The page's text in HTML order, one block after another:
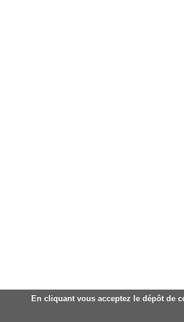
En cliquant vous acceptez le dépôt de